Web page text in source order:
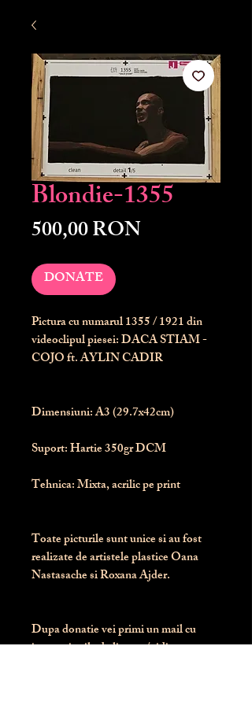
Blondie-1355
500,00 RONPreț
DONATE
Pictura cu numarul1355/ 1921 din
videoclipul piesei: DACA STIAM -
COJO ft. AYLIN CADIR
Dimensiuni: A3 (29.7x42cm)
Suport: Hartie 350gr DCM
Tehnica: Mixta, acrilic pe print
Toate picturile sunt unice si au fost
realizate de artistele plastice Oana
Nastasache si Roxana Ajder.
Dupa donatie vei primi un mail cu
instructiunile de livrare / ridicare.